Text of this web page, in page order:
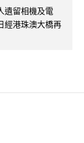
遺留相機及電
經港珠澳大橋再